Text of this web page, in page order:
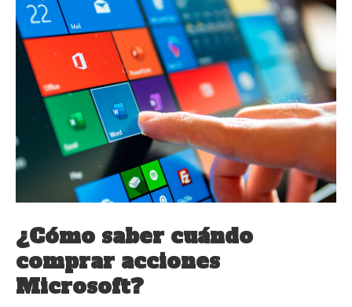
¿Cómo saber cuándo
comprar acciones
Microsoft?